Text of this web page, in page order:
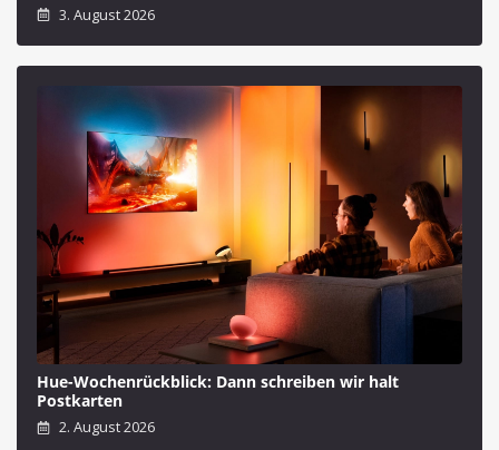
3. August 2026
Hue-Wochenrückblick: Dann schreiben wir halt
Postkarten
2. August 2026